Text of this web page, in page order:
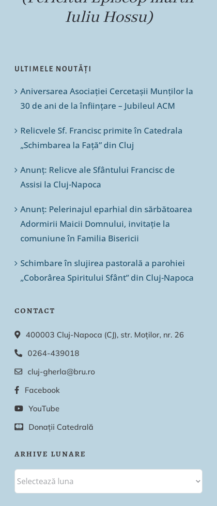
Iuliu Hossu)
ULTIMELE NOUTĂȚI
Aniversarea Asociației Cercetașii Munților la
30 de ani de la înființare – Jubileul ACM
Relicvele Sf. Francisc primite în Catedrala
„Schimbarea la Față” din Cluj
Anunț: Relicve ale Sfântului Francisc de
Assisi la Cluj-Napoca
Anunț: Pelerinajul eparhial din sărbătoarea
Adormirii Maicii Domnului, invitație la
comuniune în Familia Bisericii
Schimbare în slujirea pastorală a parohiei
„Coborârea Spiritului Sfânt” din Cluj-Napoca
CONTACT
400003 Cluj-Napoca (CJ), str. Moților, nr. 26
0264-439018
cluj-gherla@bru.ro
Facebook
YouTube
Donații Catedrală
ARHIVE LUNARE